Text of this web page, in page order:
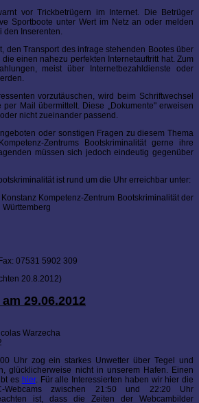
vor Trickbetrügern im Internet. Die Betrüger
Sportboote unter Wert im Netz an oder melden
den Inserenten.
den Transport des infrage stehenden Bootes über
einen nahezu perfekten Internetauftritt hat. Zum
meist über Internetbezahldienste oder
vorzutäuschen, wird beim Schriftwechsel
Mail übermittelt. Diese „Dokumente" erweisen
nicht zueinander passend.
oder sonstigen Fragen zu diesem Thema
Zentrums Bootskriminalität gerne ihre
müssen sich jedoch eindeutig gegenüber
ist rund um die Uhr erreichbar unter:
Kompetenz-Zentrum Bootskriminalität der
07531 5902 309
20.8.2012)
29.06.2012
Warzecha
Uhr zog ein starkes Unwetter über Tegel und
glücklicherweise nicht in unserem Hafen. Einen
es hier. Für alle Interessierten haben wir hier die
zwischen 21:50 und 22:20 Uhr
ist, dass die Zeiten der Webcambilder